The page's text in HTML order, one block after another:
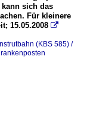
sich das
Für kleinere
15.05.2008 
(KBS 585) /